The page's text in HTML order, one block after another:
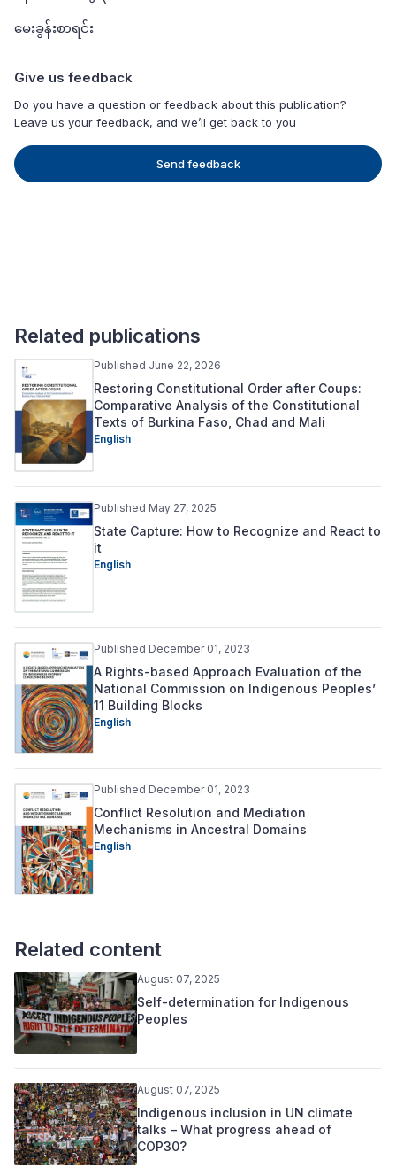
မေးခွန်းစာရင်း
Give us feedback
Do you have a question or feedback about this publication?
Leave us your feedback, and we’ll get back to you
Send feedback
Related publications
Published June 22, 2026
Restoring Constitutional Order after Coups:
Comparative Analysis of the Constitutional
Texts of Burkina Faso, Chad and Mali
English
Published May 27, 2025
State Capture: How to Recognize and React to
it
English
Published December 01, 2023
A Rights-based Approach Evaluation of the
National Commission on Indigenous Peoples’
11 Building Blocks
English
Published December 01, 2023
Conflict Resolution and Mediation
Mechanisms in Ancestral Domains
English
Related content
August 07, 2025
Self-determination for Indigenous
Peoples
August 07, 2025
Indigenous inclusion in UN climate
talks – What progress ahead of
COP30?